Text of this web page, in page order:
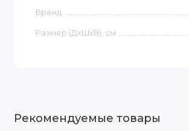
Бренд
Размер (ДxШxВ), см
Рекомендуемые товары